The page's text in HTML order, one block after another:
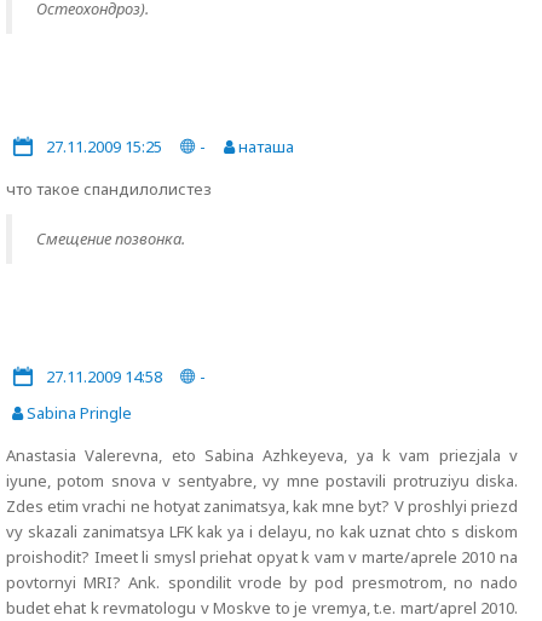
Остеохондроз).
27.11.2009 15:25 -
наташа
что такое спандилолистез
Смещение позвонка.
27.11.2009 14:58
-
Sabina Pringle
Anastasia Valerevna, eto Sabina Azhkeyeva, ya k vam priezjala v
iyune, potom snova v sentyabre, vy mne postavili protruziyu diska.
Zdes etim vrachi ne hotyat zanimatsya, kak mne byt? V proshlyi priezd
vy skazali zanimatsya LFK kak ya i delayu, no kak uznat chto s diskom
proishodit? Imeet li smysl priehat opyat k vam v marte/aprele 2010 na
povtornyi MRI? Ank. spondilit vrode by pod presmotrom, no nado
budet ehat k revmatologu v Moskve to je vremya, t.e. mart/aprel 2010.